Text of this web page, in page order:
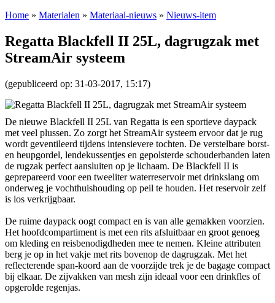
Home » Materialen » Materiaal-nieuws » Nieuws-item
Regatta Blackfell II 25L, dagrugzak met
StreamAir systeem
(gepubliceerd op: 31-03-2017, 15:17)
De nieuwe Blackfell II 25L van Regatta is een sportieve daypack
met veel plussen. Zo zorgt het StreamAir systeem ervoor dat je rug
wordt geventileerd tijdens intensievere tochten. De verstelbare borst-
en heupgordel, lendekussentjes en gepolsterde schouderbanden laten
de rugzak perfect aansluiten op je lichaam. De Blackfell II is
geprepareerd voor een tweeliter waterreservoir met drinkslang om
onderweg je vochthuishouding op peil te houden. Het reservoir zelf
is los verkrijgbaar.
De ruime daypack oogt compact en is van alle gemakken voorzien.
Het hoofdcompartiment is met een rits afsluitbaar en groot genoeg
om kleding en reisbenodigdheden mee te nemen. Kleine attributen
berg je op in het vakje met rits bovenop de dagrugzak. Met het
reflecterende span-koord aan de voorzijde trek je de bagage compact
bij elkaar. De zijvakken van mesh zijn ideaal voor een drinkfles of
opgerolde regenjas.